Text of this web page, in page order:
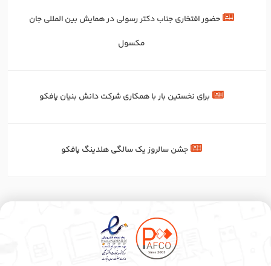
حضور افتخاری جناب دکتر رسولی در همایش بین المللی جان
مکسول
برای‌ نخستین‌ بار با همکاری شرکت دانش بنیان پافکو
جشن سالروز یک سالگی هلدینگ پافکو